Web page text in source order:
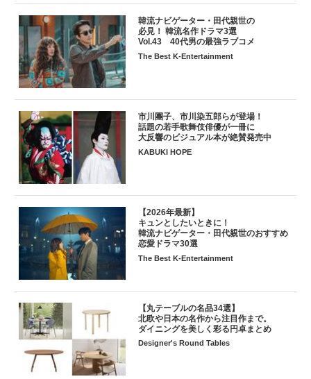
韓流ナビゲーター・田代親世の
必見！ 韓流名作ドラマ3選
Vol.43 40代男の最強ラブコメ
The Best K-Entertainment
市川團子、市川染五郎らが登場！
話題の若手歌舞伎俳優が一冊に
大反響のビジュアル本が絶賛発売中
KABUKI HOPE
【2026年最新】
キュンとしたいときに！
韓流ナビゲーター・田代親世のおすすめ
恋愛ドラマ30選
The Best K-Entertainment
【丸テーブルの名品34選】
北欧や日本の名作から注目作まで。
ダイニングを美しく彩る円卓まとめ
Designer's Round Tables